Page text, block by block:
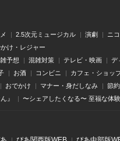
2.5次元ミュージカル 演劇 ニ
け・レジャー
予想 混雑対策 テレビ・映画 デ
お酒 コンビニ カフェ・ショッ
おでかけ マナー・身だしなみ 節約
』 〜シェアしたくなる〜 至福な体